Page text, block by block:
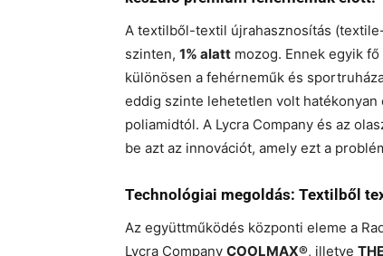
A textilből-textil újrahasznosítás
szinten, 1% alatt mozog. Ennek egyik
különösen a fehérneműk és
eddig szinte lehetetlen volt hatékonyan
poliamidtól. A Lycra Company és az
be azt az innovációt, amely ezt a
Technológiai megoldás: Textilből
Az együttműködés központi eleme a
Lycra Company COOLMAX®, illetve